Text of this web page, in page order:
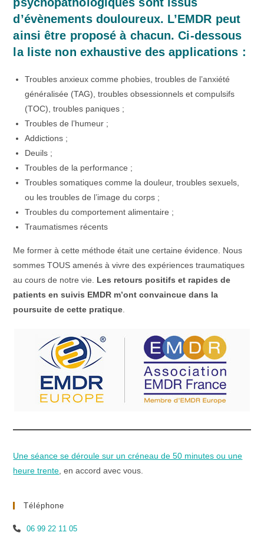
d’évènements douloureux. L’EMDR peut
ainsi être proposé à chacun. Ci-dessous
la liste non exhaustive des applications :
Troubles anxieux comme phobies, troubles de l’anxiété
généralisée (TAG), troubles obsessionnels et compulsifs
(TOC), troubles paniques ;
Troubles de l’humeur ;
Addictions ;
Deuils ;
Troubles de la performance ;
Troubles somatiques comme la douleur, troubles sexuels,
ou les troubles de l’image du corps ;
Troubles du comportement alimentaire ;
Traumatismes récents
Me former à cette méthode était une certaine évidence. Nous
sommes TOUS amenés à vivre des expériences traumatiques
au cours de notre vie. Les retours positifs et rapides de
patients en suivis EMDR m’ont convaincue dans la
poursuite de cette pratique
Une séance se déroule sur un créneau de 50 minutes ou une
heure trente , en accord avec vous.
Téléphone
06 99 22 11 05